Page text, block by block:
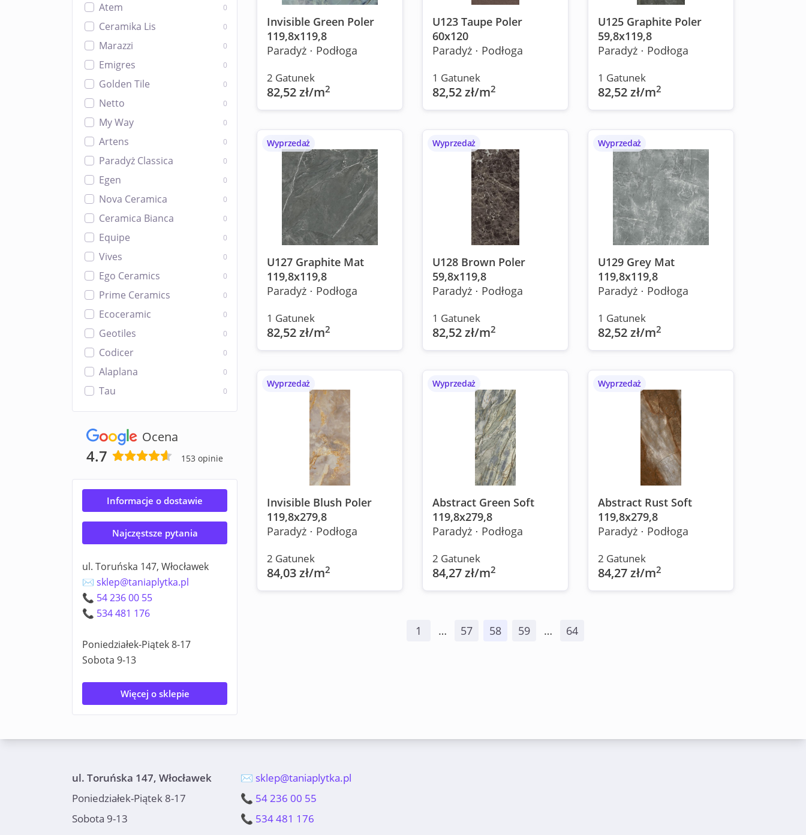
Atem 0
Ceramika Lis 0
Marazzi 0
Emigres 0
Golden Tile 0
Netto 0
My Way 0
Artens 0
Paradyż Classica 0
Egen 0
Nova Ceramica 0
Ceramica Bianca 0
Equipe 0
Vives 0
Ego Ceramics 0
Prime Ceramics 0
Ecoceramic 0
Geotiles 0
Codicer 0
Alaplana 0
Tau 0
Ocena
4.7 153 opinie
Informacje o dostawie
Najczęstsze pytania
ul. Toruńska 147, Włocławek
✉️ sklep@taniaplytka.pl
📞 54 236 00 55
📞 534 481 176
Poniedziałek-Piątek 8-17
Sobota 9-13
Więcej o sklepie
Invisible Green Poler
119,8x119,8
Paradyż ⋅ Podłoga
2 Gatunek
82,52 zł/m2
U123 Taupe Poler
60x120
Paradyż ⋅ Podłoga
1 Gatunek
82,52 zł/m2
U125 Graphite Poler
59,8x119,8
Paradyż ⋅ Podłoga
1 Gatunek
82,52 zł/m2
U127 Graphite Mat
119,8x119,8
Paradyż ⋅ Podłoga
1 Gatunek
82,52 zł/m2
Wyprzedaż
U128 Brown Poler
59,8x119,8
Paradyż ⋅ Podłoga
1 Gatunek
82,52 zł/m2
Wyprzedaż
U129 Grey Mat
119,8x119,8
Paradyż ⋅ Podłoga
1 Gatunek
82,52 zł/m2
Wyprzedaż
Invisible Blush Poler
119,8x279,8
Paradyż ⋅ Podłoga
2 Gatunek
84,03 zł/m2
Wyprzedaż
Abstract Green Soft
119,8x279,8
Paradyż ⋅ Podłoga
2 Gatunek
84,27 zł/m2
Wyprzedaż
Abstract Rust Soft
119,8x279,8
Paradyż ⋅ Podłoga
2 Gatunek
84,27 zł/m2
Wyprzedaż
1 … 57 58 59 … 64
ul. Toruńska 147, Włocławek
Poniedziałek-Piątek 8-17
Sobota 9-13
✉️ sklep@taniaplytka.pl
📞 54 236 00 55
📞 534 481 176